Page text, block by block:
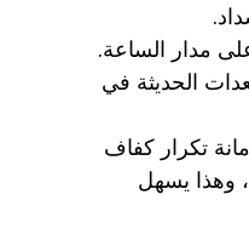
مدار الساعة.
الحديثة في
تكرار كفاف
يسهل